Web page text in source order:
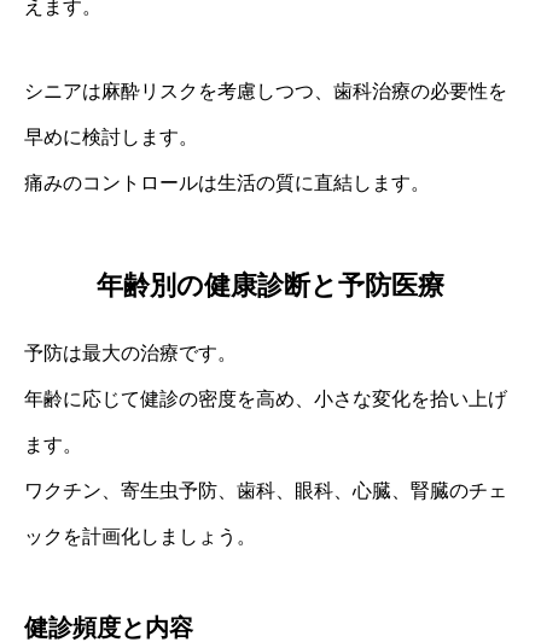
えます。
シニアは麻酔リスクを考慮しつつ、歯科治療の必要性を
早めに検討します。
痛みのコントロールは生活の質に直結します。
年齢別の健康診断と予防医療
予防は最大の治療です。
年齢に応じて健診の密度を高め、小さな変化を拾い上げ
ます。
ワクチン、寄生虫予防、歯科、眼科、心臓、腎臓のチェ
ックを計画化しましょう。
健診頻度と内容